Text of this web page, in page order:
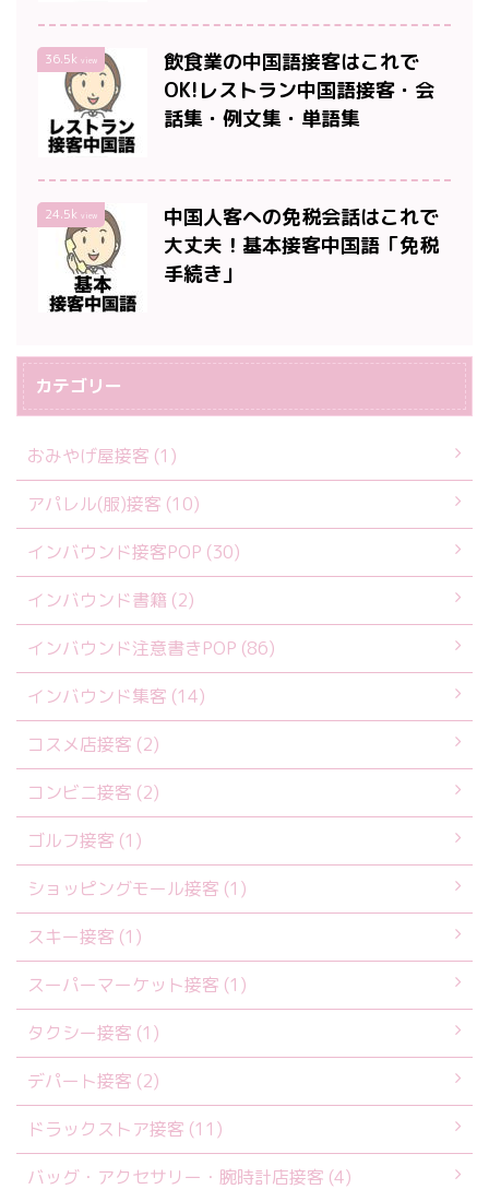
36.5k view
飲食業の中国語接客はこれで
OK!レストラン中国語接客・会
話集・例文集・単語集
24.5k view
中国人客への免税会話はこれで
大丈夫！基本接客中国語「免税
手続き」
カテゴリー
おみやげ屋接客 (1)
アパレル(服)接客 (10)
インバウンド接客POP (30)
インバウンド書籍 (2)
インバウンド注意書きPOP (86)
インバウンド集客 (14)
コスメ店接客 (2)
コンビニ接客 (2)
ゴルフ接客 (1)
ショッピングモール接客 (1)
スキー接客 (1)
スーパーマーケット接客 (1)
タクシー接客 (1)
デパート接客 (2)
ドラックストア接客 (11)
バッグ・アクセサリー・腕時計店接客 (4)